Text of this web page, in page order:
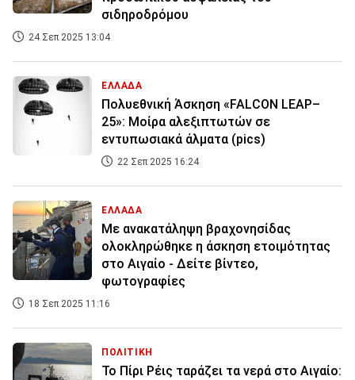
σιδηροδρόμου
24 Σεπ 2025 13:04
ΕΛΛΑΔΑ
Πολυεθνική Άσκηση «FALCON LEAP–
25»: Μοίρα αλεξιπτωτών σε
εντυπωσιακά άλματα (pics)
22 Σεπ 2025 16:24
ΕΛΛΑΔΑ
Με ανακατάληψη βραχονησίδας
ολοκληρώθηκε η άσκηση ετοιμότητας
στο Αιγαίο - Δείτε βίντεο,
φωτογραφίες
18 Σεπ 2025 11:16
ΠΟΛΙΤΙΚΗ
Το Πίρι Ρέις ταράζει τα νερά στο Αιγαίο: